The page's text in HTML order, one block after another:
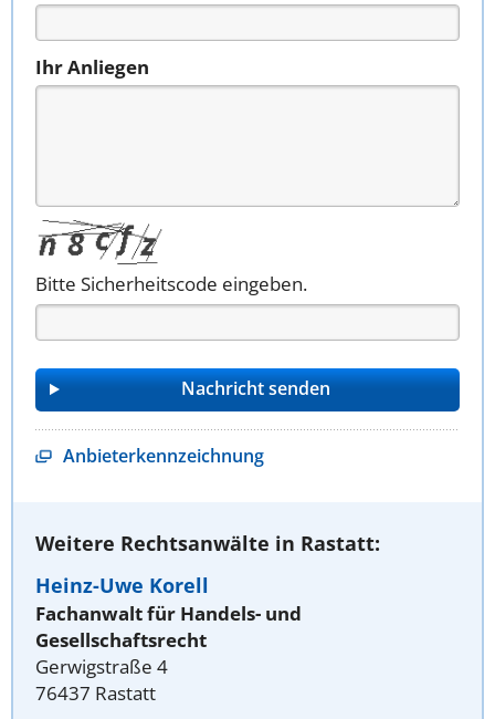
Ihr Anliegen
Bitte Sicherheitscode eingeben.
Anbieterkennzeichnung
Weitere Rechtsanwälte in Rastatt:
Heinz-Uwe Korell
Fachanwalt für Handels- und
Gesellschaftsrecht
Gerwigstraße 4
76437 Rastatt